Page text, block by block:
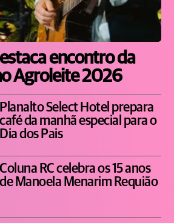
encontro da
Agroleite 2026
Planalto Select Hotel prepara
café da manhã especial para o
Dia dos Pais
Coluna RC celebra os 15 anos
de Manoela Menarim Requião